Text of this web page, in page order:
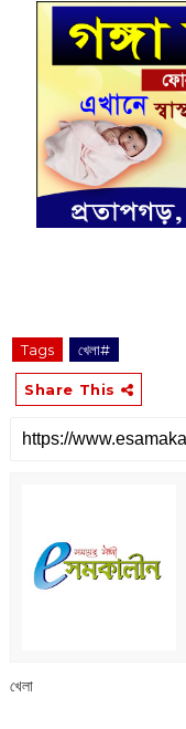
Tags খেলা#
Share This
খেলা